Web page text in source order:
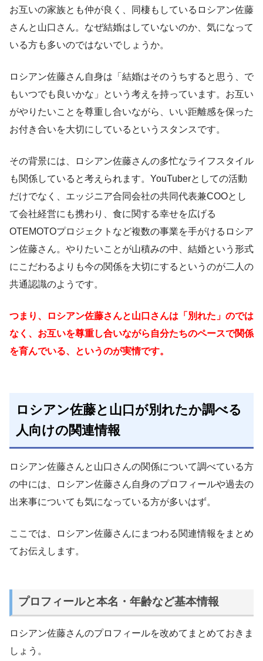
お互いの家族とも仲が良く、同棲もしているロシアン佐藤
さんと山口さん。なぜ結婚はしていないのか、気になって
いる方も多いのではないでしょうか。
ロシアン佐藤さん自身は「結婚はそのうちすると思う、で
もいつでも良いかな」という考えを持っています。お互い
がやりたいことを尊重し合いながら、いい距離感を保った
お付き合いを大切にしているというスタンスです。
その背景には、ロシアン佐藤さんの多忙なライフスタイル
も関係していると考えられます。YouTuberとしての活動
だけでなく、エッジニア合同会社の共同代表兼COOとし
て会社経営にも携わり、食に関する幸せを広げる
OTEMOTOプロジェクトなど複数の事業を手がけるロシア
ン佐藤さん。やりたいことが山積みの中、結婚という形式
にこだわるよりも今の関係を大切にするというのが二人の
共通認識のようです。
つまり、ロシアン佐藤さんと山口さんは「別れた」のでは
なく、お互いを尊重し合いながら自分たちのペースで関係
を育んでいる、というのが実情です。
ロシアン佐藤と山口が別れたか調べる
人向けの関連情報
ロシアン佐藤さんと山口さんの関係について調べている方
の中には、ロシアン佐藤さん自身のプロフィールや過去の
出来事についても気になっている方が多いはず。
ここでは、ロシアン佐藤さんにまつわる関連情報をまとめ
てお伝えします。
プロフィールと本名・年齢など基本情報
ロシアン佐藤さんのプロフィールを改めてまとめておきま
しょう。